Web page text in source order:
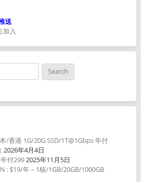
送
加入
/香港 1G/20G SSD/1T@1Gbps 年付
2026年4月4日
付2992025年11月5日
: $19/年 – 1核/1GB/20GB/1000GB